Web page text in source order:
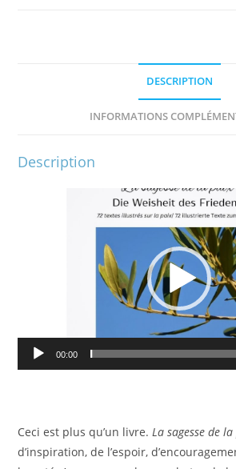
DESCRIPTION
INFORMATIONS
Description
00:00
Ceci est plus qu’un livre. La sagesse de
d’inspiration, de l’espoir,